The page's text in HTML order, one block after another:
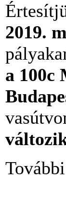
2019.
a 100c